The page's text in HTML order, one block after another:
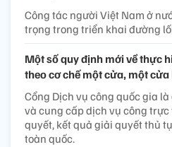
Công tác người Việt Nam ở
trọng trong triển khai đường
Một số quy định mới về thực
theo cơ chế một cửa, một cửa
Cổng Dịch vụ công quốc gia
và cung cấp dịch vụ công
quyết, kết quả giải quyết thủ
toàn quốc.